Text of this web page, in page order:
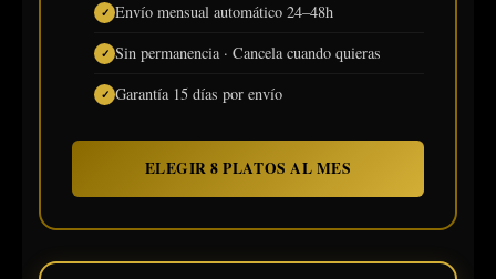
Envío mensual automático 24–48h
Sin permanencia · Cancela cuando quieras
Garantía 15 días por envío
ELEGIR 8 PLATOS AL MES